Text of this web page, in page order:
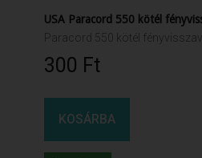
USA Paracord 550 kötél
Paracord 550 kötél
300 Ft‎
KOSÁRBA